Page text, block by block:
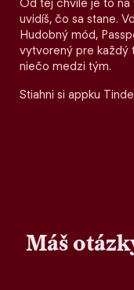
Od tej chvíle je to na
uvidíš, čo sa stane.
Hudobný mód,
vytvorený pre každý
niečo medzi tým.
Stiahni si appku
Máš